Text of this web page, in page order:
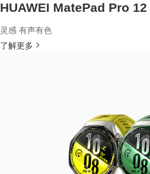
HUAWEI MatePad Pro 12
灵感 有声有色
了解更多